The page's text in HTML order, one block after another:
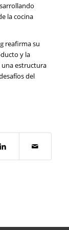
la cocina
reafirma su
y la
estructura
del